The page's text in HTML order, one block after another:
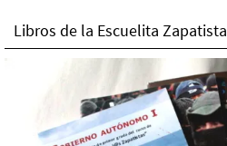
Libros de la Escuelita Zapatista